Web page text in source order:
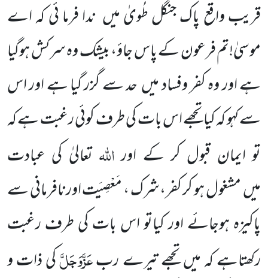
قریب واقع پاک جنگل طُویٰ میں ندا فرما ئی کہ اے
موسیٰ!تم فرعون کے پاس جاؤ، بیشک وہ سرکش ہوگیا
ہے اور وہ کفر وفساد میںحد سے گزر گیا ہے اور اس
سے کہو کہ کیا تجھے اس بات کی طرف کوئی رغبت ہے کہ
تو ایمان قبول کر کے اوراللّٰہتعالیٰ کی عبادت
میںمشغول ہو کر کفر،شرک ، مَعْصِیَت اورنافرمانی سے
پاکیزہ ہوجائے اور کیاتو اس بات کی طرف رغبت
رکھتاہے کہ میں تجھے تیرے ربعَزَّوَجَلَّکی ذات و